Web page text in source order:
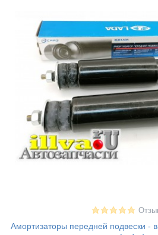
Амортизаторы передней подвески -